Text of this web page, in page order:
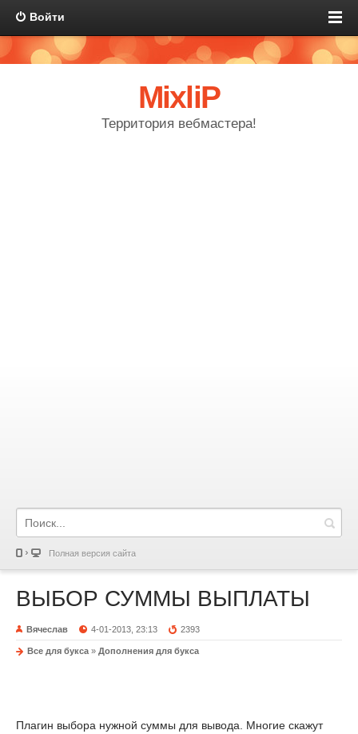
Войти
MixliP
Территория вебмастера!
Полная версия сайта
ВЫБОР СУММЫ ВЫПЛАТЫ
Вячеслав 4-01-2013, 23:13 2393
Все для букса » Дополнения для букса
Плагин выбора нужной суммы для вывода. Многие скажут